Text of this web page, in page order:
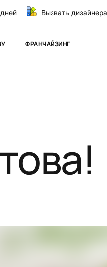
Вызвать дизайнера
ФРАНЧАЙЗИНГ